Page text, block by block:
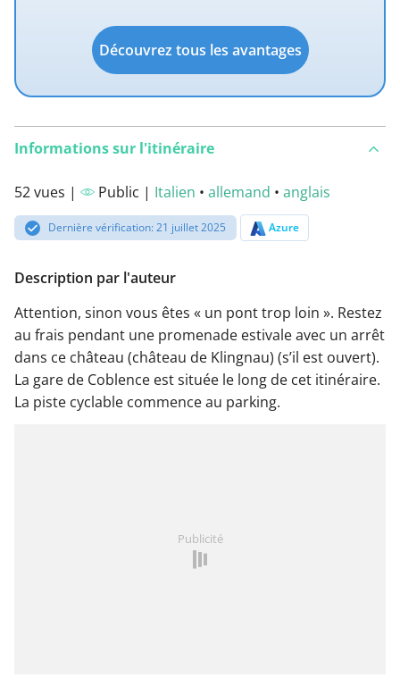
Découvrez tous les avantages
Informations sur l'itinéraire
52 vues | Public | Italien • allemand • anglais
Dernière vérification: 21 juillet 2025 Azure
Description par l'auteur
Attention, sinon vous êtes « un pont trop loin ». Restez
au frais pendant une promenade estivale avec un arrêt
dans ce château (château de Klingnau) (s’il est ouvert).
La gare de Coblence est située le long de cet itinéraire.
La piste cyclable commence au parking.
Publicité